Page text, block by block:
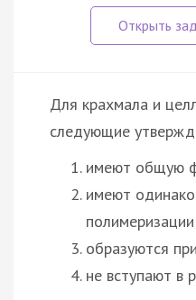
Для крахмала и
следующие
имеют общую
имеют
полимеризации
образуются
не вступают в